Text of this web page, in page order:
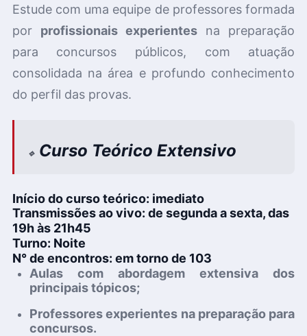
Estude com uma equipe de professores formada
por profissionais experientes na preparação
para concursos públicos, com atuação
consolidada na área e profundo conhecimento
do perfil das provas.
🔹 Curso Teórico Extensivo
Início do curso teórico: imediato
Transmissões ao vivo: de segunda a sexta, das
19h às 21h45
Turno: Noite
N° de encontros: em torno de 103
Aulas comabordagem extensivados
principais tópicos;
Professores experientes na preparação para
concursos.